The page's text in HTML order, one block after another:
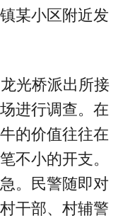
某小区附近发
光桥派出所接
进行调查。在
的价值往往在
不小的开支。
。民警随即对
干部、村辅警